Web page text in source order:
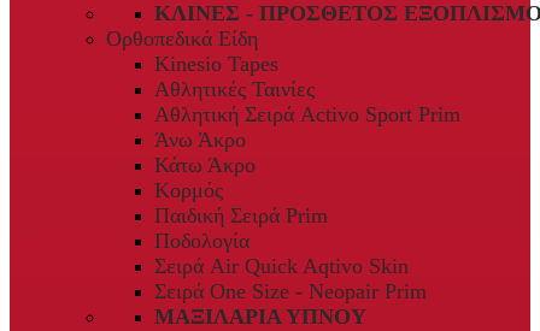
ΚΛΊΝΕΣ - ΠΡΌΣΘΕΤΟΣ
Ορθοπεδικά Είδη
Kinesio Tapes
Αθλητικές Ταινίες
Αθλητική Σειρά Activo Sport Prim
Άνω Άκρο
Κάτω Άκρο
Κορμός
Παιδική Σειρά Prim
Ποδολογία
Σειρά Air Quick Aqtivo Skin
Σειρά One Size - Neopair Prim
ΜΑΞΙΛΆΡΙΑ ΎΠΝΟΥ